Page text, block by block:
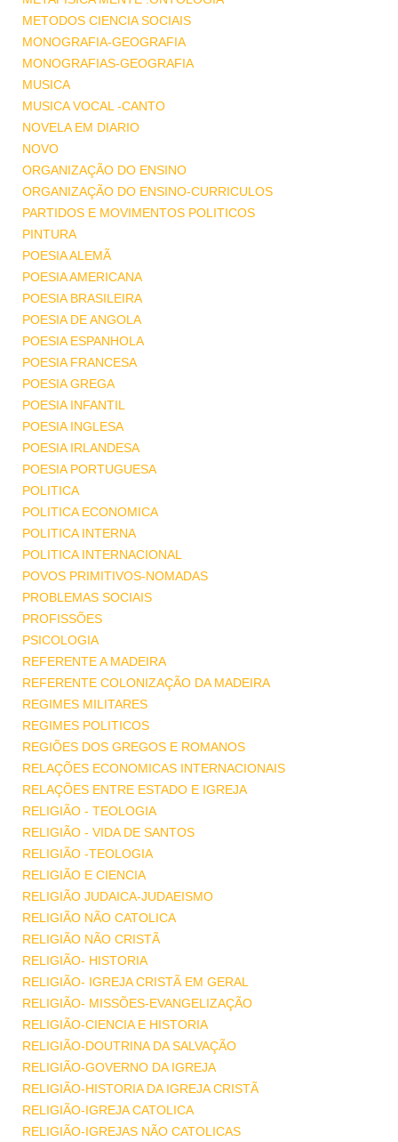
METODOS CIENCIA SOCIAIS
MONOGRAFIA-GEOGRAFIA
MONOGRAFIAS-GEOGRAFIA
MUSICA
MUSICA VOCAL -CANTO
NOVELA EM DIARIO
NOVO
ORGANIZAÇÃO DO ENSINO
ORGANIZAÇÃO DO ENSINO-CURRICULOS
PARTIDOS E MOVIMENTOS POLITICOS
PINTURA
POESIA ALEMÃ
POESIA AMERICANA
POESIA BRASILEIRA
POESIA DE ANGOLA
POESIA ESPANHOLA
POESIA FRANCESA
POESIA GREGA
POESIA INFANTIL
POESIA INGLESA
POESIA IRLANDESA
POESIA PORTUGUESA
POLITICA
POLITICA ECONOMICA
POLITICA INTERNA
POLITICA INTERNACIONAL
POVOS PRIMITIVOS-NOMADAS
PROBLEMAS SOCIAIS
PROFISSÕES
PSICOLOGIA
REFERENTE A MADEIRA
REFERENTE COLONIZAÇÃO DA MADEIRA
REGIMES MILITARES
REGIMES POLITICOS
REGIÕES DOS GREGOS E ROMANOS
RELAÇÕES ECONOMICAS INTERNACIONAIS
RELAÇÕES ENTRE ESTADO E IGREJA
RELIGIÃO - TEOLOGIA
RELIGIÃO - VIDA DE SANTOS
RELIGIÃO -TEOLOGIA
RELIGIÃO E CIENCIA
RELIGIÃO JUDAICA-JUDAEISMO
RELIGIÃO NÃO CATOLICA
RELIGIÃO NÃO CRISTÃ
RELIGIÃO- HISTORIA
RELIGIÃO- IGREJA CRISTÃ EM GERAL
RELIGIÃO- MISSÕES-EVANGELIZAÇÃO
RELIGIÃO-CIENCIA E HISTORIA
RELIGIÃO-DOUTRINA DA SALVAÇÃO
RELIGIÃO-GOVERNO DA IGREJA
RELIGIÃO-HISTORIA DA IGREJA CRISTÃ
RELIGIÃO-IGREJA CATOLICA
RELIGIÃO-IGREJAS NÃO CATOLICAS